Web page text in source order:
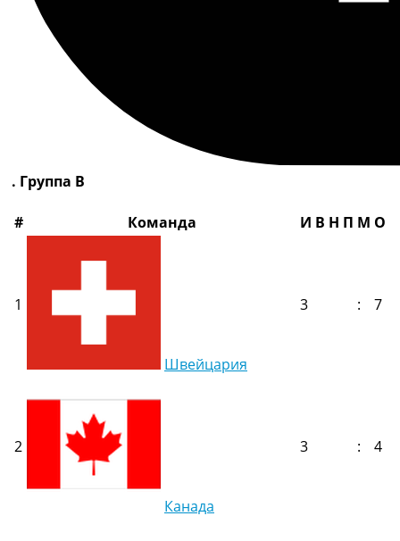
. Группа B
# Команда И В Н П М О
1
Швейцария
3 : 7
2
Канада
3 : 4